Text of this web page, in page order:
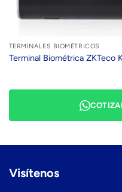
TERMINALES BIOMÉTRICOS
Terminal Biométrica ZKTeco
Visítenos